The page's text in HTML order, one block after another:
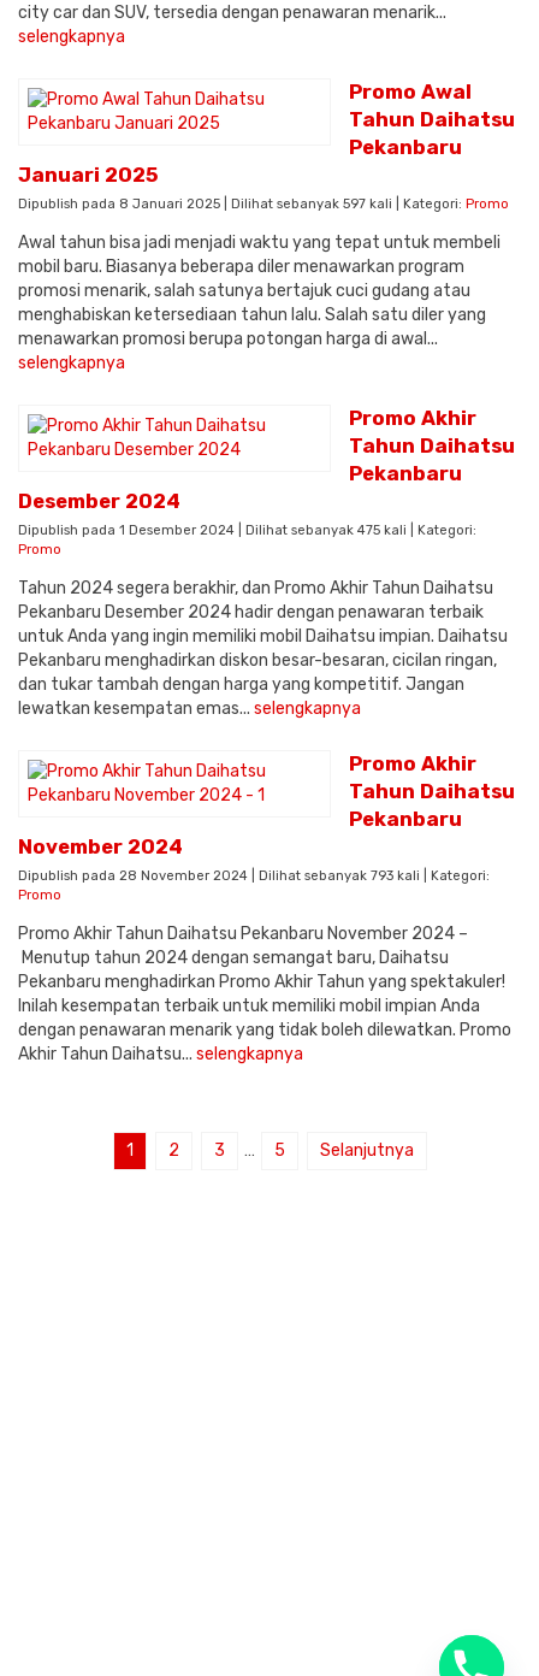
city car dan SUV, tersedia dengan penawaran menarik...
selengkapnya
Promo Awal
Tahun Daihatsu
Pekanbaru
Januari 2025
Dipublish pada 8 Januari 2025 | Dilihat sebanyak 597 kali | Kategori: Promo
Awal tahun bisa jadi menjadi waktu yang tepat untuk membeli
mobil baru. Biasanya beberapa diler menawarkan program
promosi menarik, salah satunya bertajuk cuci gudang atau
menghabiskan ketersediaan tahun lalu. Salah satu diler yang
menawarkan promosi berupa potongan harga di awal...
selengkapnya
Promo Akhir
Tahun Daihatsu
Pekanbaru
Desember 2024
Dipublish pada 1 Desember 2024 | Dilihat sebanyak 475 kali | Kategori:
Promo
Tahun 2024 segera berakhir, dan Promo Akhir Tahun Daihatsu
Pekanbaru Desember 2024 hadir dengan penawaran terbaik
untuk Anda yang ingin memiliki mobil Daihatsu impian. Daihatsu
Pekanbaru menghadirkan diskon besar-besaran, cicilan ringan,
dan tukar tambah dengan harga yang kompetitif. Jangan
lewatkan kesempatan emas... selengkapnya
Promo Akhir
Tahun Daihatsu
Pekanbaru
November 2024
Dipublish pada 28 November 2024 | Dilihat sebanyak 793 kali | Kategori:
Promo
Promo Akhir Tahun Daihatsu Pekanbaru November 2024 –
Menutup tahun 2024 dengan semangat baru, Daihatsu
Pekanbaru menghadirkan Promo Akhir Tahun yang spektakuler!
Inilah kesempatan terbaik untuk memiliki mobil impian Anda
dengan penawaran menarik yang tidak boleh dilewatkan. Promo
Akhir Tahun Daihatsu... selengkapnya
1 2 3 … 5 Selanjutnya